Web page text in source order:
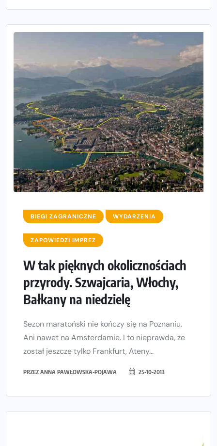
BIEGI ZAGRANICZNE WYDARZENIA
ZAPOWIEDZI IMPREZ
W tak pięknych okolicznościach
przyrody. Szwajcaria, Włochy,
Bałkany na niedzielę
Sezon maratoński nie kończy się na Poznaniu.
Ani nawet na Amsterdamie. I to nieprawda, że
został jeszcze tylko Frankfurt, Ateny...
PRZEZ ANNA PAWŁOWSKA-POJAWA 25-10-2013